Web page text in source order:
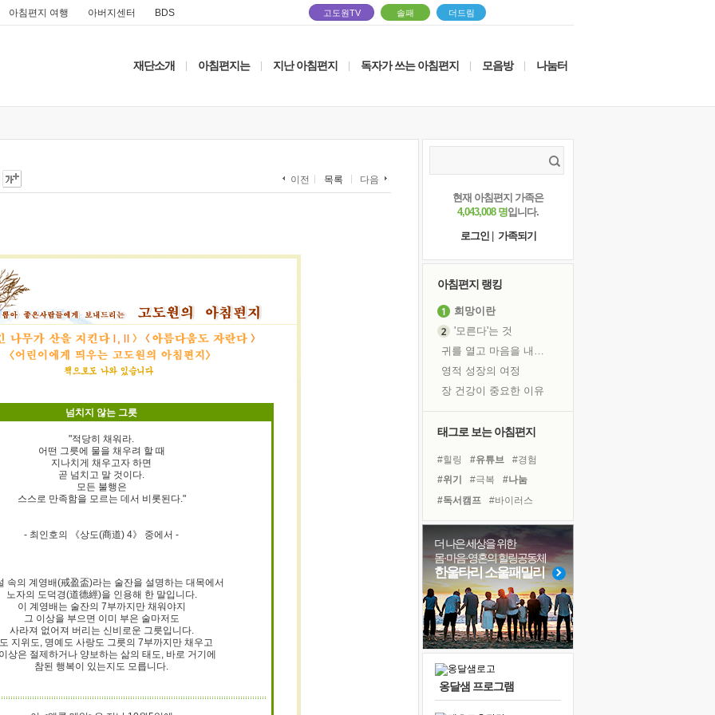
아침편지 여행 아버지센터 BDS 고도원TV 솔패 더드림
재단소개 아침편지는 지난 아침편지 독자가 쓰는 아침편지 모음방 나눔터
이전 목록 다음
넘치지 않는 그릇
"적당히 채워라.
어떤 그릇에 물을 채우려 할 때
지나치게 채우고자 하면
곧 넘치고 말 것이다.
모든 불행은
스스로 만족함을 모르는 데서 비롯된다."
- 최인호의 《상도(商道) 4》 중에서 -
속의 계영배(戒盈盃)라는 술잔을 설명하는 대목에서
노자의 도덕경(道德經)을 인용해 한 말입니다.
이 계영배는 술잔의 7부까지만 채워야지
그 이상을 부으면 이미 부은 술마저도
사라져 없어져 버리는 신비로운 그릇입니다.
지위도, 명예도 사랑도 그릇의 7부까지만 채우고
상은 절제하거나 양보하는 삶의 태도, 바로 거기에
참된 행복이 있는지도 모릅니다.
현재 아침편지 가족은
4,043,008 명입니다.
로그인
가족되기
아침편지 랭킹
희망이란
'모른다'는 것
귀를 열고 마음을 내어주고
영적 성장의 여정
장 건강이 중요한 이유
꿈이 실제가 되는 것
'말 타는 법'을 먼저
졸업식 사진을 보며
아픈 아버지를 위한 공간 설계
극심한 변비, 어깨결림, 수면 장애
보고 싶은 어머니
유년 시절의 부산 영도 바다
못된 꼰대들
거울 속의 나
태그로 보는 아침편지
#힐링 #유튜브
#경험
#위기
#극복
#나눔
#독서캠프
#바이러스
#비전캠프
#아이들
#계획
#링컨학교
#선택
#희망
#독서
#도움
#사람
#면역력
#다짐
#리더
#명상
더 나은 세상을 위한
몸·마음·영혼의 힐링공동체
한울타리 소울패밀리
옹달샘 프로그램